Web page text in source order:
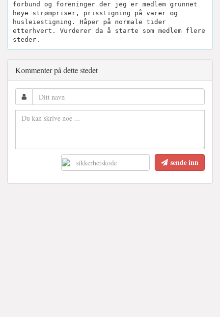
forbund og foreninger der jeg er medlem grunnet
høye strømpriser, prisstigning på varer og
husleiestigning. Håper på normale tider
etterhvert. Vurderer da å starte som medlem flere
steder.
Kommenter på dette stedet
sende inn